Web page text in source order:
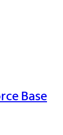
Base